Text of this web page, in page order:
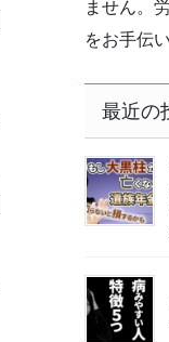
ません。
をお手伝
最近の